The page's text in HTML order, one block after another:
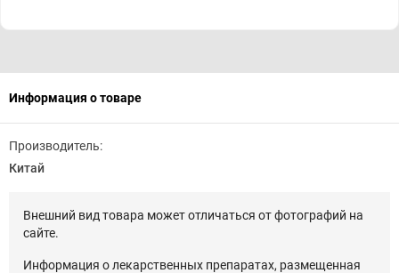
Информация о товаре
Производитель:
Китай
Внешний вид товара может отличаться от фотографий на
сайте.
Информация о лекарственных препаратах, размещенная